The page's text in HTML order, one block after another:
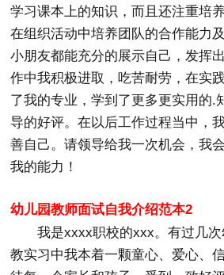
学习课本上的知识，而且还注重培
在组织活动中培养团队的合作能力
小朋友都能充分的展示自己，发挥
作中我积极进取，吃苦耐劳，在实
了我的专业，学到了更多更实用的.
导的好评。在以后工作过程当中，
善自己。请领导给我一次机会，我
我的能力！
幼儿园教师面试自我介绍范本2
我是xxxx职校的xxx。有过几
教实习中我本着一颗童心、爱心、